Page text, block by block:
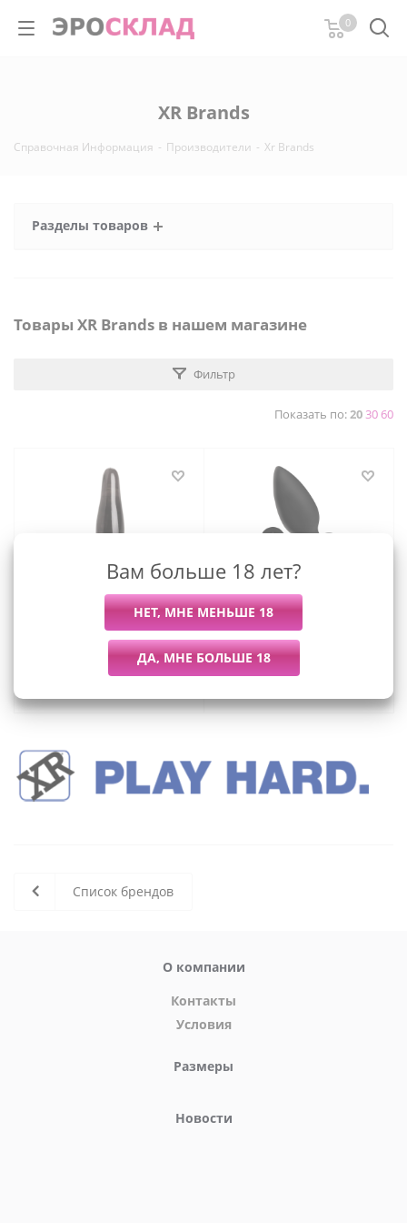
0
XR Brands
Справочная Информация - Производители - Xr Brands
Разделы товаров
Товары XR Brands в нашем магазине
Фильтр
Показать по:203060
Trinity Vibes - анальная
пробка с вибропулей,
6.3х1.9 см
руб./шт
Ass Thumpers - анальная
пробка с вибрацией,
13х4.3 см
4 164руб.
Список брендов
О компании
Контакты
Условия
Размеры
Новости
Вам больше 18 лет?